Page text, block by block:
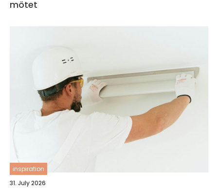
mötet
inspiration
31. July 2026